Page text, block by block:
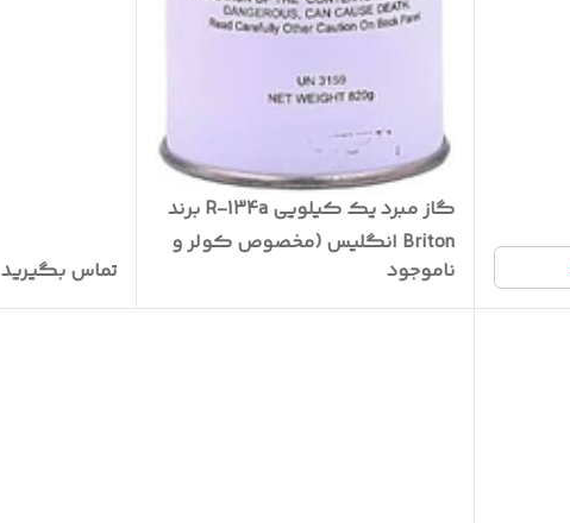
گاز مبرد یک کیلویی R-134a برند
Briton انگلیس (مخصوص کولر و
یخچال های خارجی)
ناموجود تماس بگیرید